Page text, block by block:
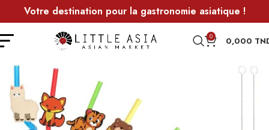
Votre destination pour la gastronomie asiatique !
0 0,000